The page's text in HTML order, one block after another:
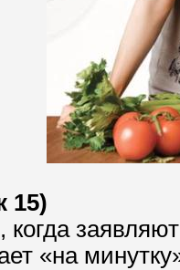
15)
когда
«на